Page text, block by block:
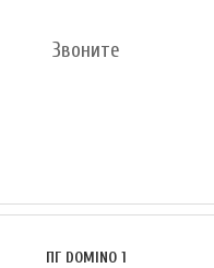
Звоните
ПГ DOMINO 1